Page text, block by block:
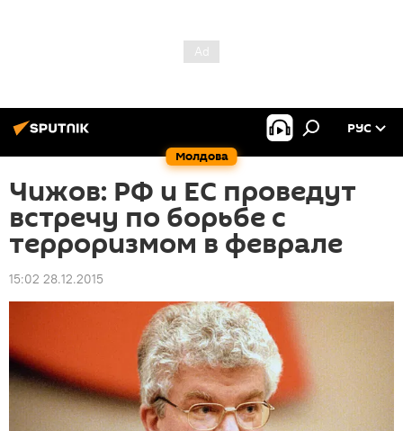
Молдова
РУС
Чижов: РФ и ЕС проведут
встречу по борьбе с
терроризмом в феврале
15:02 28.12.2015